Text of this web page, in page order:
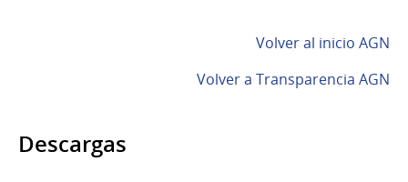
Volver al inicio AGN
Volver a Transparencia AGN
Descargas